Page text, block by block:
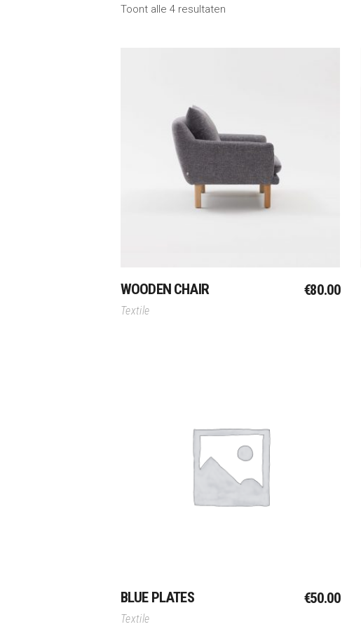
Toont alle 4 resultaten
Toevoegen Aan Winkelwagen
WOODEN CHAIR €80.00
Textile
Toevoegen Aan Winkelwagen
BLUE PLATES €50.00
Textile